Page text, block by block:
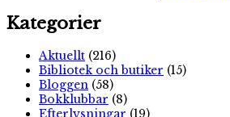
Kategorier
Aktuellt (216)
Bibliotek och butiker (15)
Bloggen (58)
Bokklubbar (8)
Efterlysningar (19)